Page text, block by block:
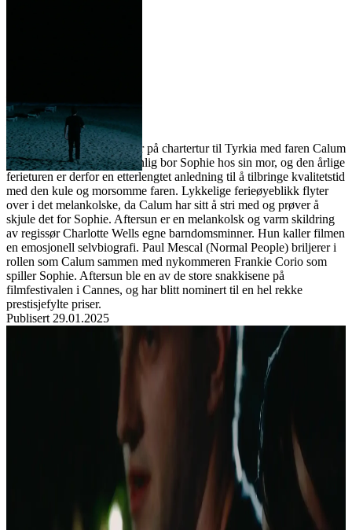
Norgesfilm AS
Lisens:
Elleve år gamle Sophie drar på chartertur til Tyrkia med faren Calum
en gang på 90-tallet. Til vanlig bor Sophie hos sin mor, og den årlige
ferieturen er derfor en etterlengtet anledning til å tilbringe kvalitetstid
med den kule og morsomme faren. Lykkelige ferieøyeblikk flyter
over i det melankolske, da Calum har sitt å stri med og prøver å
skjule det for Sophie. Aftersun er en melankolsk og varm skildring
av regissør Charlotte Wells egne barndomsminner. Hun kaller filmen
en emosjonell selvbiografi. Paul Mescal (Normal People) briljerer i
rollen som Calum sammen med nykommeren Frankie Corio som
spiller Sophie. Aftersun ble en av de store snakkisene på
filmfestivalen i Cannes, og har blitt nominert til en hel rekke
prestisjefylte priser.
Publisert 29.01.2025